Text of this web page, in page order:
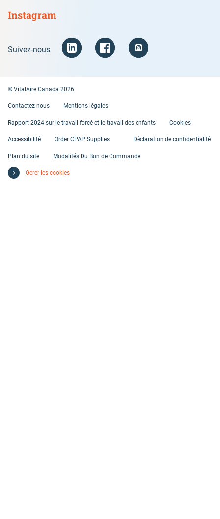
Instagram
Suivez-nous
© VitalAire Canada 2026
Contactez-nous Mentions légales
Rapport 2024 sur le travail forcé et le travail des enfants Cookies
Accessibilité Order CPAP Supplies Déclaration de confidentialité
Plan du site Modalités Du Bon de Commande
Gérer les cookies